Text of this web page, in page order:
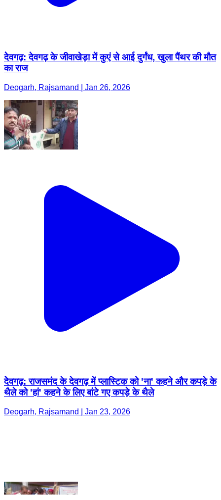
देेवगढ़: राजसमंद के देवगढ़ में प्लास्टिक को 'ना' कहने और कपड़े के
थैले को 'हां' कहने के लिए बांटे गए कपड़े के थैले